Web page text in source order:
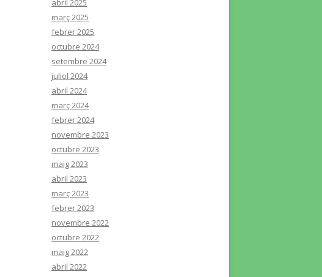
abril 2025
març 2025
febrer 2025
octubre 2024
setembre 2024
juliol 2024
abril 2024
març 2024
febrer 2024
novembre 2023
octubre 2023
maig 2023
abril 2023
març 2023
febrer 2023
novembre 2022
octubre 2022
maig 2022
abril 2022